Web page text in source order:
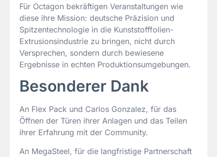
Für Octagon bekräftigen Veranstaltungen wie
diese ihre Mission: deutsche Präzision und
Spitzentechnologie in die Kunststofffolien-
Extrusionsindustrie zu bringen, nicht durch
Versprechen, sondern durch bewiesene
Ergebnisse in echten Produktionsumgebungen.
Besonderer Dank
An Flex Pack und Carlos Gonzalez, für das
Öffnen der Türen ihrer Anlagen und das Teilen
ihrer Erfahrung mit der Community.
An MegaSteel, für die langfristige Partnerschaft